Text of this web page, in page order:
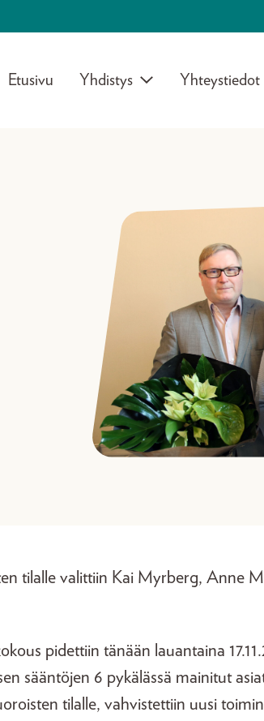
Etusivu Yhdistys Yhteystiedot
tilalle valittiin Kai Myrberg, Anne
pidettiin tänään lauantaina
sääntöjen 6 pykälässä mainitut
tilalle, vahvistettiin uusi